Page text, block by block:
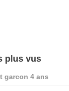
plus vus
garcon 4 ans